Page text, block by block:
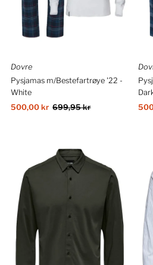
Dovre
Pysjamas m/Bestefartrøye '22 -
White
Salgspris
500,00 kr Ordinær
699,95 kr